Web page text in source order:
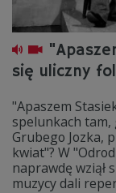
się uliczny
"Apaszem
spelunkach tam,
Grubego Jozka,
kwiat"? W
naprawdę wziął
muzycy dali